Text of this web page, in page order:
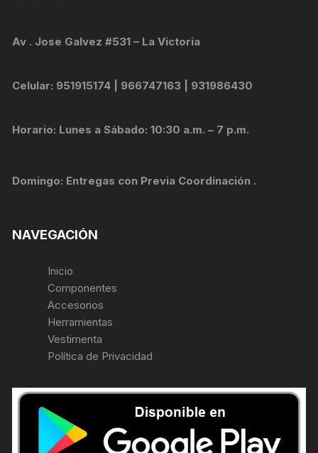
Av . Jose Galvez #531 – La Victoria
Celular: 951915174 | 966747163 | 931986430
Horario: Lunes a Sábado: 10:30 a.m. – 7 p.m.
Domingo: Entregas con Previa Coordinación .
NAVEGACIÓN
Inicio
Componentes
Accesorios
Herramientas
Vestimenta
Política de Privacidad